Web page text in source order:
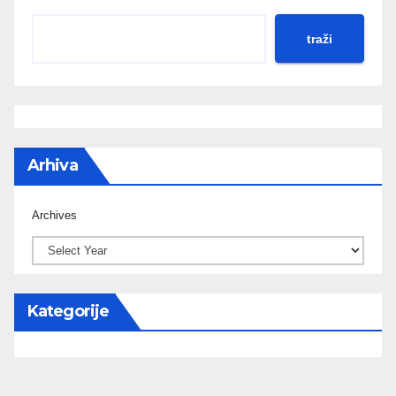
traži
Arhiva
Archives
Kategorije